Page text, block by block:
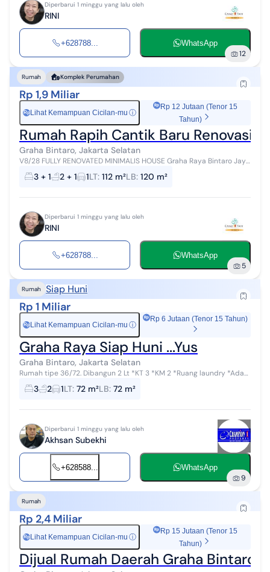
Diperbarui 1 minggu yang lalu oleh
RINI
+628788... WhatsApp
12
Rumah Komplek Perumahan
Rp 1,9 Miliar
Rp Lihat Kemampuan Cicilan-mu ⓘ
Rp 12 Jutaan (Tenor 15
Tahun)
Rumah Rapih Cantik Baru Renovasi
Graha Bintaro, Jakarta Selatan
V8/28 FULLY RENOVATED MINIMALIS HOUSE Graha Raya Bintaro Jaya
Tangerang Selatan Luas Tanah 112 m² Luas Bangunan 120 m²
Bangunan 1½ Lantai Ka...
3 + 1 2 + 1 1LT: 112 m²LB: 120 m²
Diperbarui 1 minggu yang lalu oleh
RINI
+628788... WhatsApp
5
Rumah Siap Huni
Rp 1 Miliar
Rp Lihat Kemampuan Cicilan-mu ⓘ
Rp 6 Jutaan (Tenor 15 Tahun)
Graha Raya Siap Huni ...Yus
Graha Bintaro, Jakarta Selatan
Rumah tipe 36/72. Dibangun 2 Lt *KT 3 *KM 2 *Ruang laundry *Ada
balkon *Atas balkon sudah cor dak ( rencana roftop) *Ada teras
*Ada carpot *Listri...
3 2 1LT: 72 m²LB: 72 m²
Diperbarui 1 minggu yang lalu oleh
Akhsan Subekhi
+628588... WhatsApp
9
Rumah
Rp 2,4 Miliar
Rp Lihat Kemampuan Cicilan-mu ⓘ
Rp 15 Jutaan (Tenor 15
Tahun)
Dijual Rumah Daerah Graha Bintaro